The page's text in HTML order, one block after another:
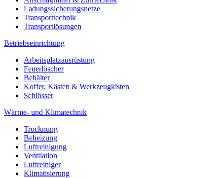
Ladungssicherungsnetze
Transporttechnik
Transportlösungen
Betriebseinrichtung
Arbeitsplatzausrüstung
Feuerlöscher
Behälter
Koffer, Kästen & Werkzeugkisten
Schlösser
Wärme- und Klimatechnik
Trocknung
Beheizung
Luftreinigung
Ventilation
Luftreiniger
Klimatisierung